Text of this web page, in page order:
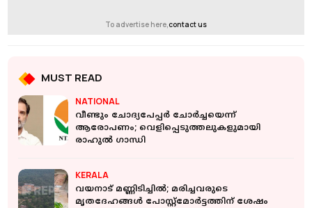
To advertise here,contact us
MUST READ
NATIONAL
വീണ്ടും ചോദ്യപേപ്പര്‍ ചോര്‍ച്ചയെന്ന്
ആരോപണം; വെളിപ്പെടുത്തലുകളുമായി
രാഹുല്‍ ഗാന്ധി
KERALA
വയനാട് മണ്ണിടിച്ചില്‍; മരിച്ചവരുടെ
മൃതദേഹങ്ങള്‍ പോസ്റ്റ്‌മോര്‍ട്ടത്തിന് ശേഷം